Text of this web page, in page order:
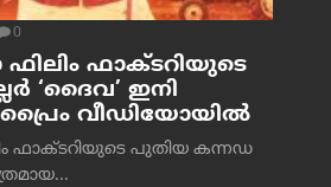
0
ഫിലിം ഫാക്ടറിയുടെ
‘ദൈവ’ ഇനി
വീഡിയോയിൽ
ഫാക്ടറിയുടെ പുതിയ കന്നഡ